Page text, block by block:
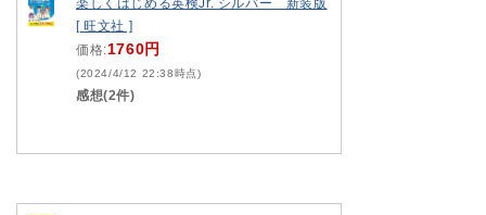
楽しくはじめる英検Jr. シルバー 新装版
[ 旺文社 ]
価格:1760円
(2024/4/12 22:38時点)
感想(2件)